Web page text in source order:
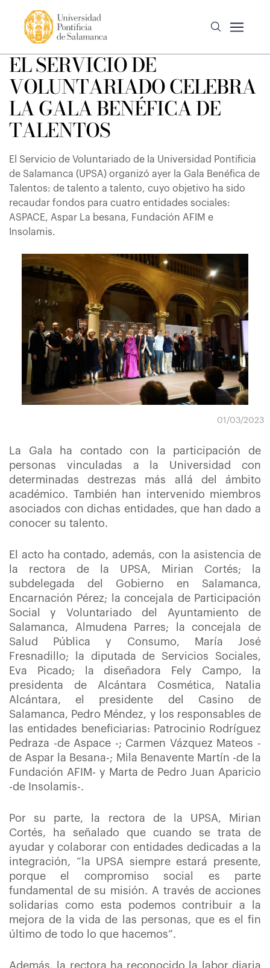
EL SERVICIO DE
VOLUNTARIADO CELEBRA
LA GALA BENÉFICA DE
TALENTOS
El Servicio de Voluntariado de la Universidad Pontificia
de Salamanca (UPSA) organizó ayer la Gala Benéfica de
Talentos: de talento a talento, cuyo objetivo ha sido
recaudar fondos para cuatro entidades sociales:
ASPACE, Aspar La besana, Fundación AFIM e
Insolamis.
01/03/2023
La Gala ha contado con la participación de
personas vinculadas a la Universidad con
determinadas destrezas más allá del ámbito
académico. También han intervenido miembros
asociados con dichas entidades, que han dado a
conocer su talento.
El acto ha contado, además, con la asistencia de
la rectora de la UPSA, Mirian Cortés; la
subdelegada del Gobierno en Salamanca,
Encarnación Pérez; la concejala de Participación
Social y Voluntariado del Ayuntamiento de
Salamanca, Almudena Parres; la concejala de
Salud Pública y Consumo, María José
Fresnadillo; la diputada de Servicios Sociales,
Eva Picado; la diseñadora Fely Campo, la
presidenta de Alcántara Cosmética, Natalia
Alcántara, el presidente del Casino de
Salamanca, Pedro Méndez, y los responsables de
las entidades beneficiarias: Patrocinio Rodríguez
Pedraza -de Aspace -; Carmen Vázquez Mateos -
de Aspar la Besana-; Mila Benavente Martín -de la
Fundación AFIM- y Marta de Pedro Juan Aparicio
-de Insolamis-.
Por su parte, la rectora de la UPSA, Mirian
Cortés, ha señalado que cuando se trata de
ayudar y colaborar con entidades dedicadas a la
integración, “la UPSA siempre estará presente,
porque el compromiso social es parte
fundamental de su misión. A través de acciones
solidarias como esta podemos contribuir a la
mejora de la vida de las personas, que es el fin
último de todo lo que hacemos”.
Además, la rectora ha reconocido la labor diaria